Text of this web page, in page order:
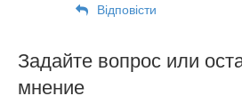
Відповіcти
Задайте вопрос или
мнение